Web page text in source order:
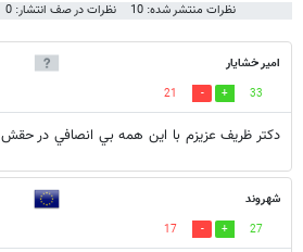
نظرات منتشر شده: 10 نظرات در صف انتشار: 0
امير خشايار
33
21
دكتر ظريف عزيزم با اين همه بي انصافي در حقش
شهروند
27
17